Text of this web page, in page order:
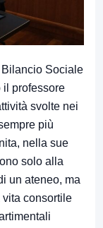
Bilancio Sociale
il professore
svolte nei
più
nella sue
solo alla
un ateneo, ma
consortile